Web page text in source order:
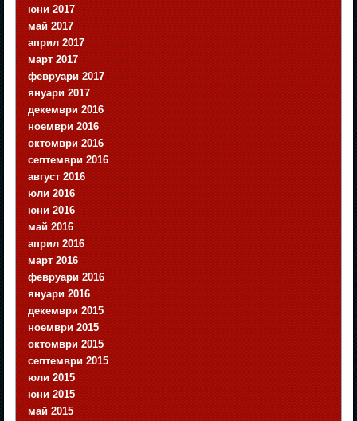
юни 2017
май 2017
април 2017
март 2017
февруари 2017
януари 2017
декември 2016
ноември 2016
октомври 2016
септември 2016
август 2016
юли 2016
юни 2016
май 2016
април 2016
март 2016
февруари 2016
януари 2016
декември 2015
ноември 2015
октомври 2015
септември 2015
юли 2015
юни 2015
май 2015